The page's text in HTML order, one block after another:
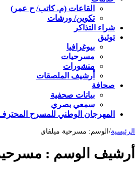
القاعات (م. كاتب/ ح عمر)
تكوين/ ورشات
شراء التذاكر
توثيق
بيوغرافيا
مسرحيات
منشورات
أرشيف الملصقات
صحافة
بيانات صحفية
سمعي بصري
المهرجان الوطني للمسرح
الرئيسية/ الوسم: مسرحية ميلفاي
أرشيف الوسم :